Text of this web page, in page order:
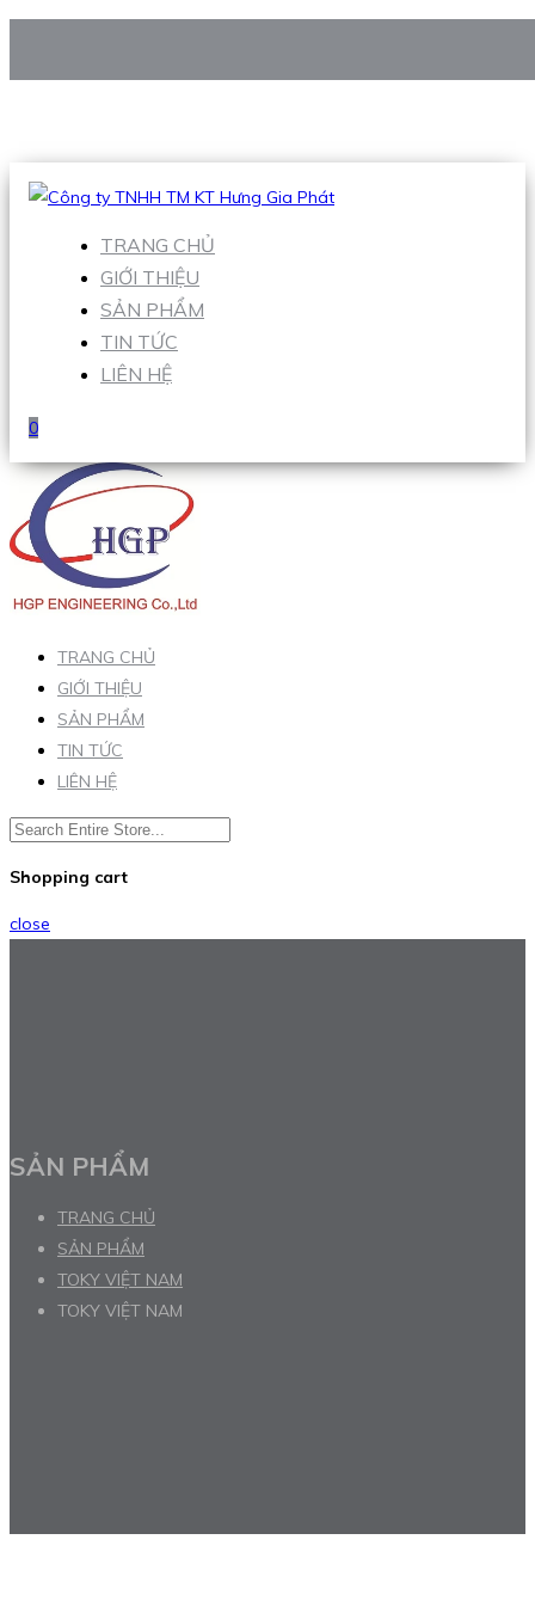
Hotline:0938 906 663
TRANG CHỦ
GIỚI THIỆU
SẢN PHẨM
TIN TỨC
LIÊN HỆ
0
TRANG CHỦ
GIỚI THIỆU
SẢN PHẨM
TIN TỨC
LIÊN HỆ
Shopping cart
close
SẢN PHẨM
TRANG CHỦ
SẢN PHẨM
TOKY VIỆT NAM
TOKY VIỆT NAM